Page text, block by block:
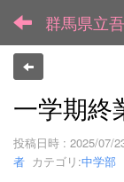
群馬県立
一学期終
投稿日時 : 2025/07/
者 カテゴリ:中学部